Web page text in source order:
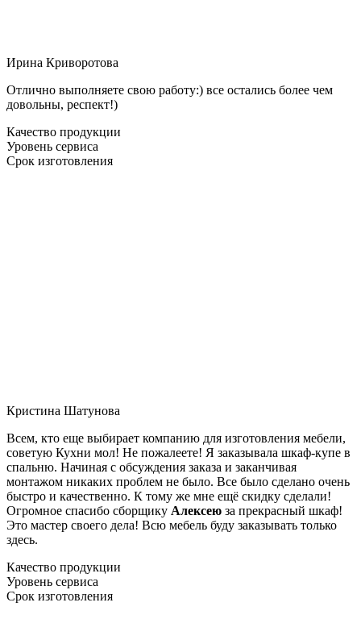
Ирина Криворотова
Отлично выполняете свою работу:) все остались более чем
довольны, респект!)
Качество продукции
Уровень сервиса
Срок изготовления
Кристина Шатунова
Всем, кто еще выбирает компанию для изготовления мебели,
советую Кухни мол! Не пожалеете! Я заказывала шкаф-купе в
спальню. Начиная с обсуждения заказа и заканчивая
монтажом никаких проблем не было. Все было сделано очень
быстро и качественно. К тому же мне ещё скидку сделали!
Огромное спасибо сборщику Алексею за прекрасный шкаф!
Это мастер своего дела! Всю мебель буду заказывать только
здесь.
Качество продукции
Уровень сервиса
Срок изготовления